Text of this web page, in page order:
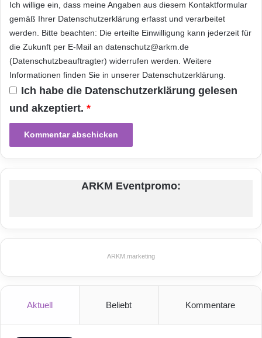
immer, was sie erwartet – ganz egal wann und
wohin sie fliegen.“
„Unsere Beziehungen zu OnAir bestehen seit
geraumer Zeit“, so Leo Mondale, der
Geschäftsführer von Inmarsat GX. „Im Jahr
2006 wurde OnAir zu unserem ersten SBB-
Unternehmen einen Preis, weil es am
umfangreichsten zur Wachstumsentwicklung
Vertrauen, dass OnAir Fluggesellschaften und
Fluggästen mit Global Xpress auf die gleiche
OnAir, mittlerweile ein führender Anbieter von
globalen SBB- und GX-Diensten für die
o
l
v
e
n
c
y
I
I
i
t
S
Ich willige ein, dass meine Angaben aus diesem Kontaktformular
gemäß Ihrer Datenschutzerklärung erfasst und verarbeitet
werden. Bitte beachten: Die erteilte Einwilligung kann jederzeit für
die Zukunft per E-Mail an datenschutz@arkm.de
(Datenschutzbeauftragter) widerrufen werden. Weitere
Informationen finden Sie in unserer Datenschutzerklärung.
Ich habe die Datenschutzerklärung gelesen
und akzeptiert. *
ARKM Eventpromo:
ARKM.marketing
Aktuell Beliebt Kommentare